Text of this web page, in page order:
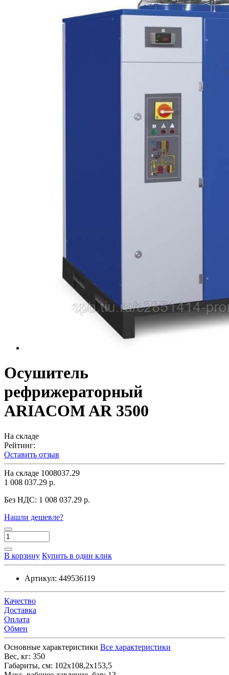
Осушитель
рефрижераторный
ARIACOM AR 3500
На складе
Рейтинг:
Оставить отзыв
На складе 1008037.29
1 008 037.29 р.
Без НДС: 1 008 037.29 р.
Нашли дешевле?
В корзину Купить в один клик
Артикул: 449536119
Качество
Доставка
Оплата
Обмен
Основные характеристики Все характеристики
Вес, кг: 350
Габариты, см: 102х108,2х153,5